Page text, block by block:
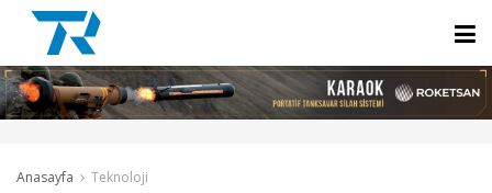
Anasayfa Teknoloji